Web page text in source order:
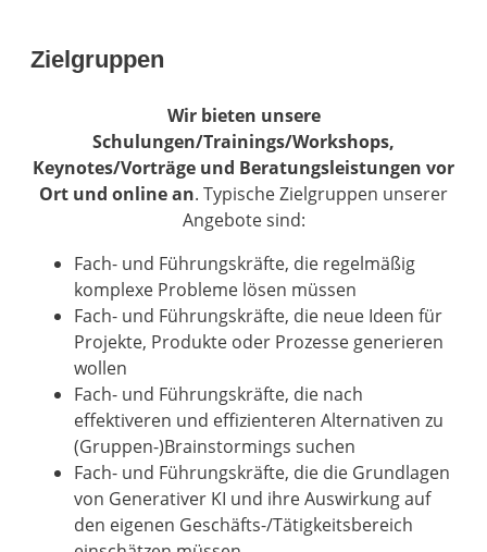
Zielgruppen
Wir bieten unsere
Schulungen/Trainings/Workshops,
Keynotes/Vorträge und Beratungsleistungen vor
Ort und online an. Typische Zielgruppen unserer
Angebote sind:
Fach- und Führungskräfte, die regelmäßig
komplexe Probleme lösen müssen
Fach- und Führungskräfte, die neue Ideen für
Projekte, Produkte oder Prozesse generieren
wollen
Fach- und Führungskräfte, die nach
effektiveren und effizienteren Alternativen zu
(Gruppen-)Brainstormings suchen
Fach- und Führungskräfte, die die Grundlagen
von Generativer KI und ihre Auswirkung auf
den eigenen Geschäfts-/Tätigkeitsbereich